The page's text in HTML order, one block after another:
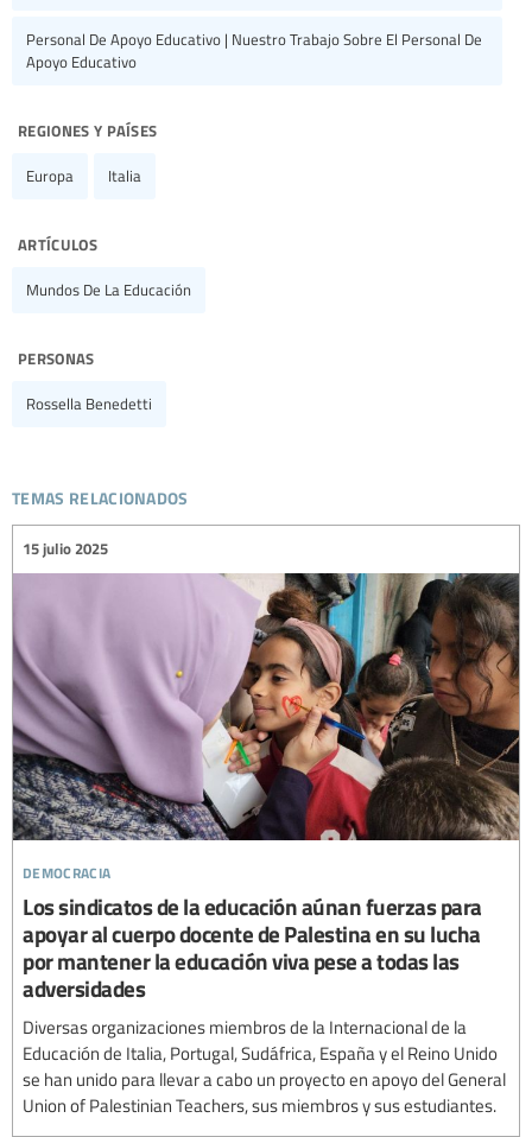
Personal De Apoyo Educativo | Nuestro Trabajo Sobre El Personal De
Apoyo Educativo
regiones y países
Europa Italia
artículos
Mundos De La Educación
personas
Rossella Benedetti
temas relacionados
democracia
15 julio 2025
Los sindicatos de la educación aúnan fuerzas para
apoyar al cuerpo docente de Palestina en su lucha
por mantener la educación viva pese a todas las
adversidades
Diversas organizaciones miembros de la Internacional de la
Educación de Italia, Portugal, Sudáfrica, España y el Reino Unido
se han unido para llevar a cabo un proyecto en apoyo del General
Union of Palestinian Teachers, sus miembros y sus estudiantes.